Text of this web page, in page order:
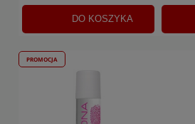
DO KOSZYKA
PROMOCJA